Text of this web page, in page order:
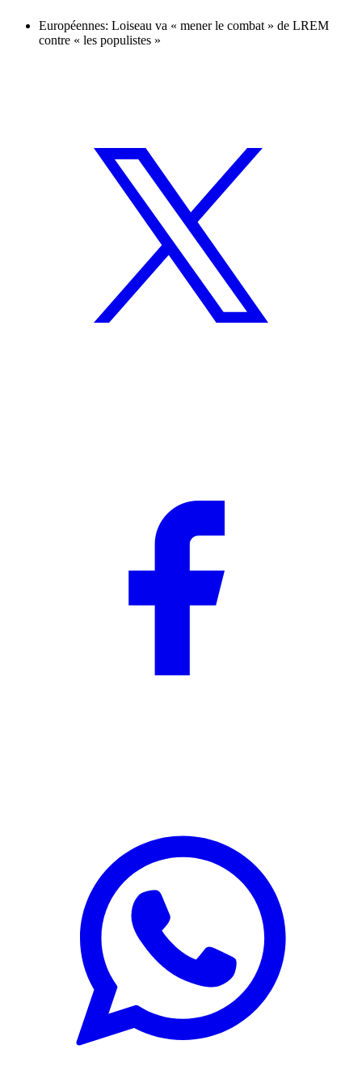
Européennes: Loiseau va « mener le combat » de LREM
contre « les populistes »